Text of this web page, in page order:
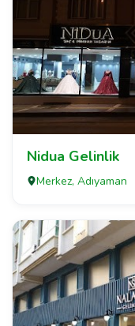
Nidua Gelinlik
Merkez, Adıyaman